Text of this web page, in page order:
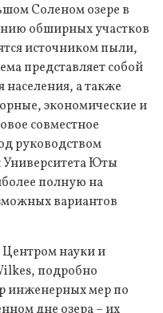
Соленом озере в
обширных участков
источником пыли,
представляет собой
а также
экономические и
совместное
руководством
Университета Юты
полную на
вариантов
науки и
подробно
инженерных мер по